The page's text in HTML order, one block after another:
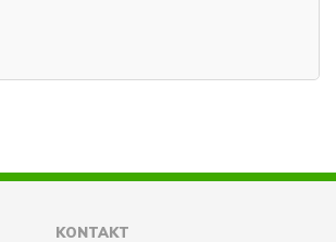
KONTAKT